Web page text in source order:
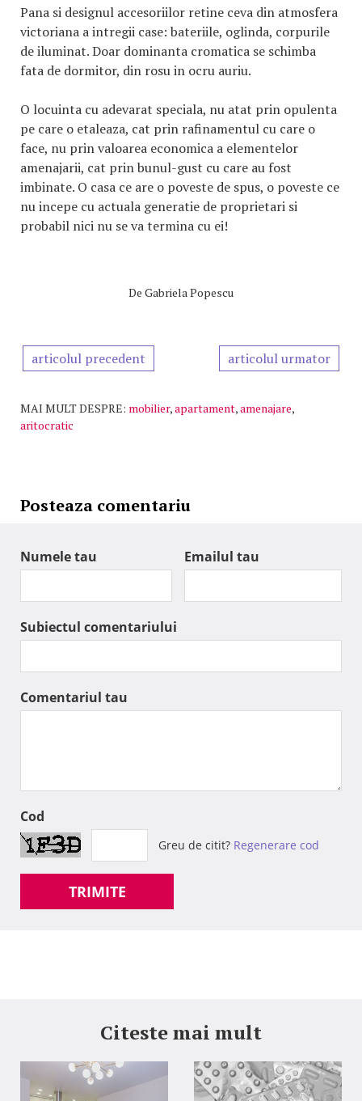
Pana si designul accesoriilor retine ceva din atmosfera
victoriana a intregii case: bateriile, oglinda, corpurile
de iluminat. Doar dominanta cromatica se schimba
fata de dormitor, din rosu in ocru auriu.
O locuinta cu adevarat speciala, nu atat prin opulenta
pe care o etaleaza, cat prin rafinamentul cu care o
face, nu prin valoarea economica a elementelor
amenajarii, cat prin bunul-gust cu care au fost
imbinate. O casa ce are o poveste de spus, o poveste ce
nu incepe cu actuala generatie de proprietari si
probabil nici nu se va termina cu ei!
De Gabriela Popescu
articolul precedent articolul urmator
MAI MULT DESPRE: mobilier,apartament,amenajare,
aritocratic
Posteaza comentariu
Numele tau Emailul tau
Subiectul comentariului
Comentariul tau
Cod
Greu de citit? Regenerare cod
TRIMITE
Citeste mai mult